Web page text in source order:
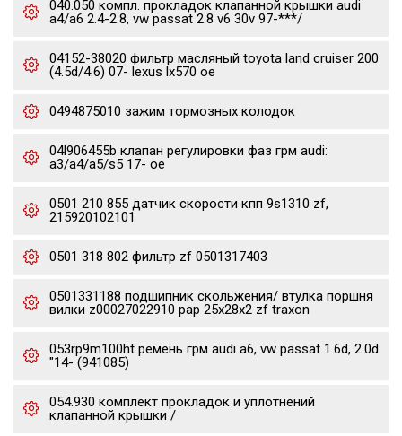
040.050 компл. прокладок клапанной крышки audi
a4/a6 2.4-2.8, vw passat 2.8 v6 30v 97-***/
04152-38020 фильтр масляный toyota land cruiser 200
(4.5d/4.6) 07- lexus lx570 oe
0494875010 зажим тормозных колодок
04l906455b клапан регулировки фаз грм audi:
a3/a4/a5/s5 17- oe
0501 210 855 датчик скорости кпп 9s1310 zf,
215920102101
0501 318 802 фильтр zf 0501317403
0501331188 подшипник скольжения/ втулка поршня
вилки z00027022910 pap 25x28x2 zf traxon
053rp9m100ht ремень грм audi a6, vw passat 1.6d, 2.0d
"14- (941085)
054.930 комплект прокладок и уплотнений
клапанной крышки /